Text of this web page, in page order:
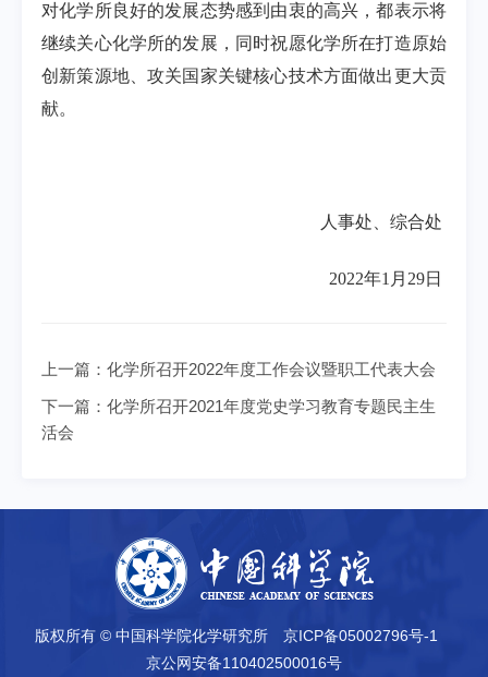
对化学所良好的发展态势感到由衷的高兴，都表示将
继续关心化学所的发展，同时祝愿化学所在打造原始
创新策源地、攻关国家关键核心技术方面做出更大贡
献。
人事处、综合处
2022年1 月 29日
上一篇： 化学所召开2022年度工作会议暨职工代表大会
下一篇： 化学所召开2021年度党史学习教育专题民主生
活会
版权所有 © 中国科学院化学研究所
京ICP备05002796号-1
京公网安备110402500016号